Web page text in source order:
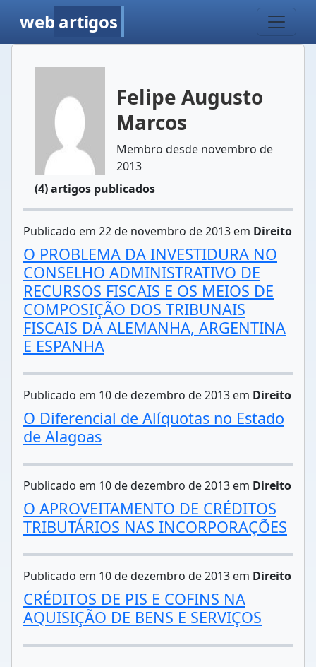
web artigos
Felipe Augusto
Marcos
Membro desde novembro de
2013
(4) artigos publicados
Publicado em 22 de novembro de 2013 em Direito
O PROBLEMA DA INVESTIDURA NO
CONSELHO ADMINISTRATIVO DE
RECURSOS FISCAIS E OS MEIOS DE
COMPOSIÇÃO DOS TRIBUNAIS
FISCAIS DA ALEMANHA, ARGENTINA
E ESPANHA
Publicado em 10 de dezembro de 2013 em Direito
O Diferencial de Alíquotas no Estado
de Alagoas
Publicado em 10 de dezembro de 2013 em Direito
O APROVEITAMENTO DE CRÉDITOS
TRIBUTÁRIOS NAS INCORPORAÇÕES
Publicado em 10 de dezembro de 2013 em Direito
CRÉDITOS DE PIS E COFINS NA
AQUISIÇÃO DE BENS E SERVIÇOS